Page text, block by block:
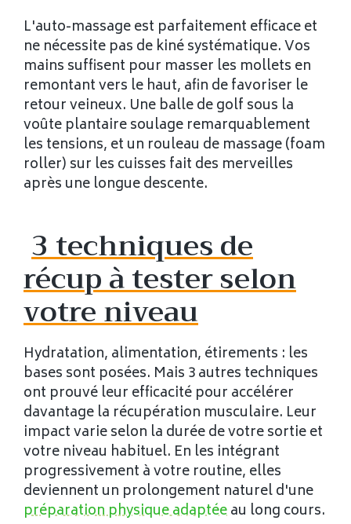
L'auto-massage est parfaitement efficace et
ne nécessite pas de kiné systématique. Vos
mains suffisent pour masser les mollets en
remontant vers le haut, afin de favoriser le
retour veineux. Une balle de golf sous la
voûte plantaire soulage remarquablement
les tensions, et un rouleau de massage (foam
roller) sur les cuisses fait des merveilles
après une longue descente.
3 techniques de
récup à tester selon
votre niveau
Hydratation, alimentation, étirements : les
bases sont posées. Mais 3 autres techniques
ont prouvé leur efficacité pour accélérer
davantage la récupération musculaire. Leur
impact varie selon la durée de votre sortie et
votre niveau habituel. En les intégrant
progressivement à votre routine, elles
deviennent un prolongement naturel d'une
préparation physique adaptéeau long cours.